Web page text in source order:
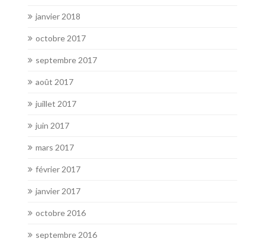
janvier 2018
octobre 2017
septembre 2017
août 2017
juillet 2017
juin 2017
mars 2017
février 2017
janvier 2017
octobre 2016
septembre 2016